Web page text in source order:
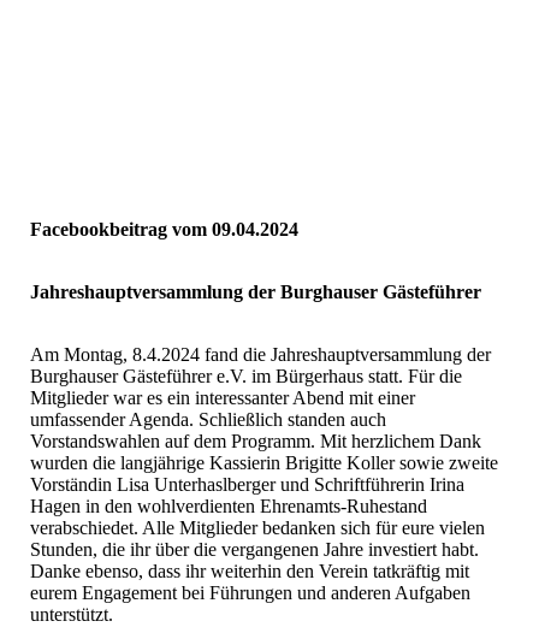
Facebookbeitrag vom 09.04.2024
Jahreshauptversammlung der Burghauser Gästeführer
Am Montag, 8.4.2024 fand die Jahreshauptversammlung der
Burghauser Gästeführer e.V. im Bürgerhaus statt. Für die
Mitglieder war es ein interessanter Abend mit einer
umfassender Agenda. Schließlich standen auch
Vorstandswahlen auf dem Programm. Mit herzlichem Dank
wurden die langjährige Kassierin Brigitte Koller sowie zweite
Vorständin Lisa Unterhaslberger und Schriftführerin Irina
Hagen in den wohlverdienten Ehrenamts-Ruhestand
verabschiedet. Alle Mitglieder bedanken sich für eure vielen
Stunden, die ihr über die vergangenen Jahre investiert habt.
Danke ebenso, dass ihr weiterhin den Verein tatkräftig mit
eurem Engagement bei Führungen und anderen Aufgaben
unterstützt.